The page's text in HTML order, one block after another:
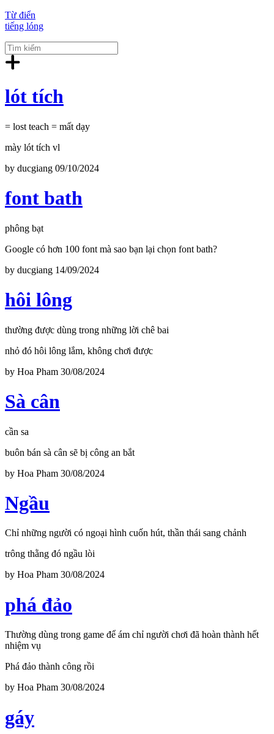
Từ điển
tiếng lóng
lót tích
= lost teach = mất dạy
mày lót tích vl
by ducgiang 09/10/2024
font bath
phông bạt
Google có hơn 100 font mà sao bạn lại chọn font bath?
by ducgiang 14/09/2024
hôi lông
thường được dùng trong những lời chê bai
nhỏ đó hôi lông lắm, không chơi được
by Hoa Pham 30/08/2024
Sà cân
cần sa
buôn bán sà cân sẽ bị công an bắt
by Hoa Pham 30/08/2024
Ngầu
Chỉ những người có ngoại hình cuốn hút, thần thái sang chảnh
trông thằng đó ngầu lòi
by Hoa Pham 30/08/2024
phá đảo
Thường dùng trong game để ám chỉ người chơi đã hoàn thành hết
nhiệm vụ
Phá đảo thành công rồi
by Hoa Pham 30/08/2024
gáy